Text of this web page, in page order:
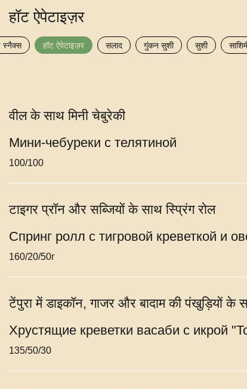
हॉट ऐपेटाइज़र
स्नैक्स हॉट ऐपेटाइज़र सलाद गुंकन सुशी सुशी
वील के साथ मिनी चेबुरेकी
Мини-чебуреки с телятиной
100/100
टाइगर प्रॉन और सब्जियों के साथ स्प्रिंग रोल
Спринг ролл с тигровой креветкой и
160/20/50г
टेंपुरा में डाइकॉन, गाजर और बादाम की पंखुड़ियों के
Хрустящие креветки васаби с икрой
135/50/30